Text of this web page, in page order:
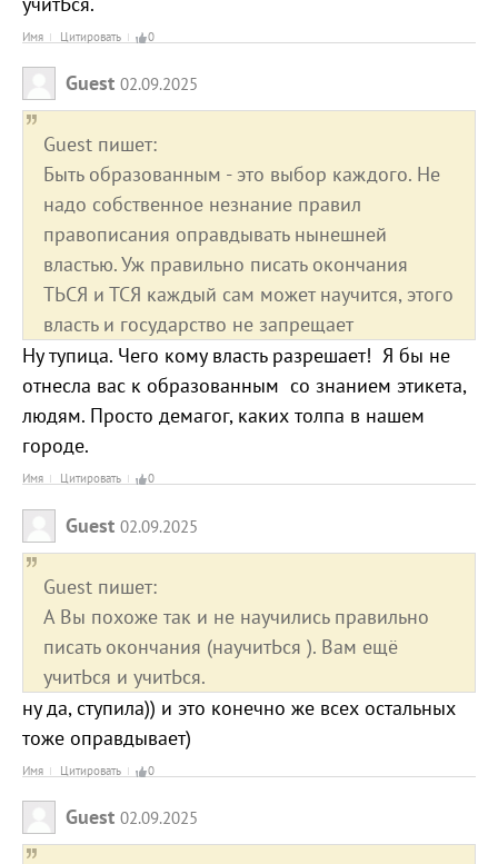
Имя Цитировать 0
Guest 02.09.2025
Guest пишет:
Быть образованным - это выбор каждого. Не
надо собственное незнание правил
правописания оправдывать нынешней
властью. Уж правильно писать окончания
ТЬСЯ и ТСЯ каждый сам может научится, этого
власть и государство не запрещает
Ну тупица. Чего кому власть разрешает! Я бы не
отнесла вас к образованным со знанием этикета,
людям. Просто демагог, каких толпа в нашем
городе.
Имя Цитировать 0
Guest 02.09.2025
Guest пишет:
А Вы похоже так и не научились правильно
писать окончания (научитЬся ). Вам ещё
учитЬся и учитЬся.
ну да, ступила)) и это конечно же всех остальных
тоже оправдывает)
Имя Цитировать 0
Guest 02.09.2025